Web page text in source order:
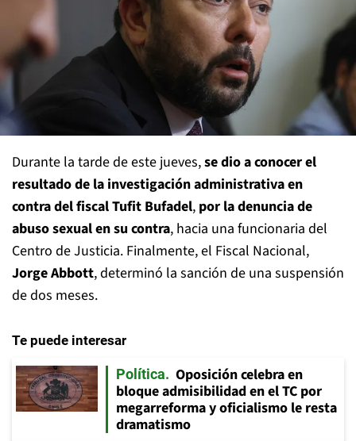
Durante la tarde de este jueves,se dio a conocer el
resultado de la investigación administrativa en
contra del fiscal Tufit Bufadel, por la denuncia de
abuso sexual en su contra, hacia una funcionaria del
Centro de Justicia. Finalmente, el Fiscal Nacional,
Jorge Abbott, determinó la sanción de una suspensión
de dos meses.
Te puede interesar
Política
Oposición celebra en
bloque admisibilidad en el TC por
megarreforma y oficialismo le resta
dramatismo